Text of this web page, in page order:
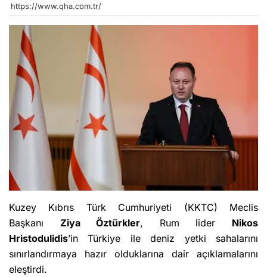
https://www.qha.com.tr/
Kuzey Kıbrıs Türk Cumhuriyeti (KKTC) Meclis
Başkanı Ziya Öztürkler, Rum lider Nikos
Hristodulidis’in Türkiye ile deniz yetki sahalarını
sınırlandırmaya hazır olduklarına dair açıklamalarını
eleştirdi.